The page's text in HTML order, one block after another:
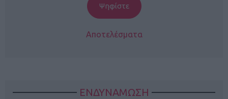
Αποτελέσματα
ΕΝΔΥΝΑΜΩΣΗ